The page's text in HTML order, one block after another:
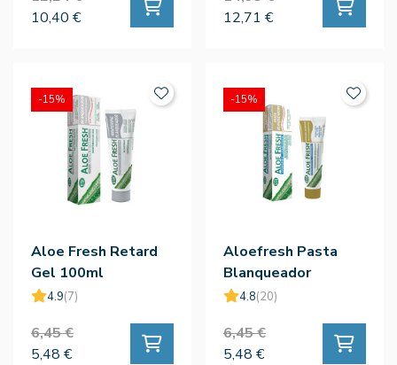
10,40 €
12,71 €
Aloe Fresh Retard
Gel 100ml
4.9(7)
6,45 €
5,48 €
-15%
Aloefresh Pasta
Blanqueador
Homeopatia 100ml
4.8(20)
6,45 €
5,48 €
-15%